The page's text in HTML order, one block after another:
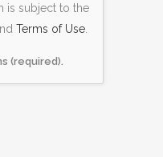
is subject to the
Terms of Use
(required).